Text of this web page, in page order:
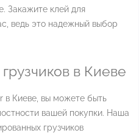
Закажите клей для
ведь это надежный выбор
в Киеве
в Киеве, вы можете быть
вашей покупки. Наша
грузчиков